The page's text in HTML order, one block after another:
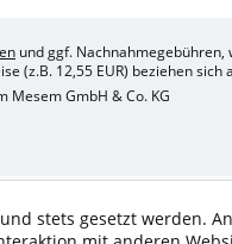
und ggf.
12,55 EUR) beziehen sich
Mesem GmbH & Co. KG
stets gesetzt werden.